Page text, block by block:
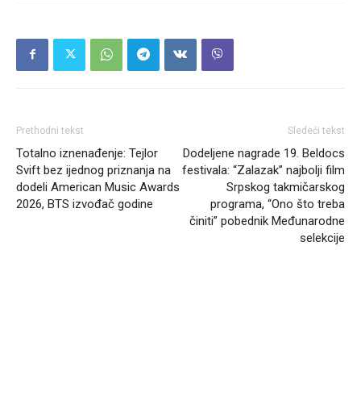
Prethodni tekst
Totalno iznenađenje: Tejlor
Svift bez ijednog priznanja na
dodeli American Music Awards
2026, BTS izvođač godine
Sledeći tekst
Dodeljene nagrade 19. Beldocs
festivala: “Zalazak” najbolji film
Srpskog takmičarskog
programa, “Ono što treba
činiti” pobednik Međunarodne
selekcije